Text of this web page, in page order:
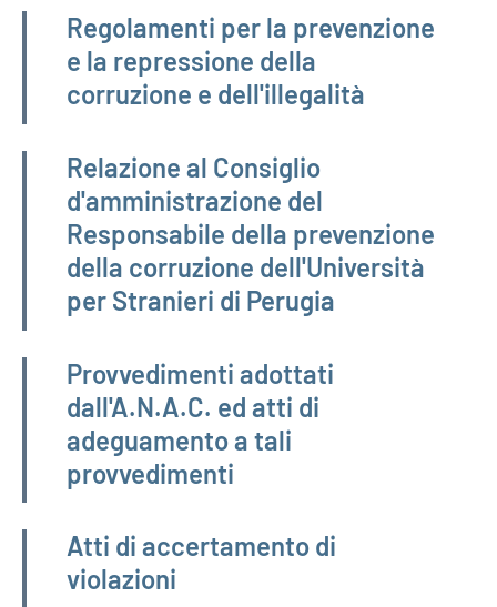
Regolamenti per la prevenzione
e la repressione della
corruzione e dell'illegalità
Relazione al Consiglio
d'amministrazione del
Responsabile della prevenzione
della corruzione dell'Università
per Stranieri di Perugia
Provvedimenti adottati
dall'A.N.A.C. ed atti di
adeguamento a tali
provvedimenti
Atti di accertamento di
violazioni